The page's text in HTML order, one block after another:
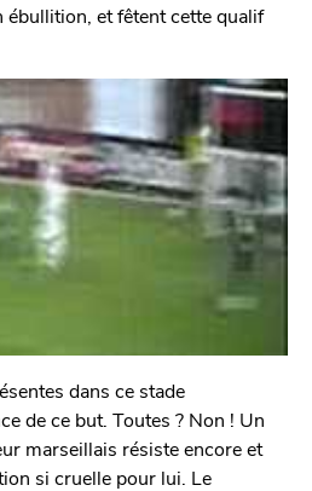
ébullition, et fêtent cette qualif
dans ce stade
de ce but. Toutes ? Non ! Un
marseillais résiste encore et
si cruelle pour lui. Le